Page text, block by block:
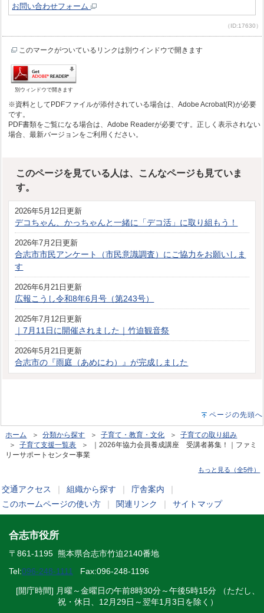
お問い合わせフォーム
（ID:17630）
このマークがついているリンクは別ウインドウで開きます
別ウィンドウで開きます
※資料としてPDFファイルが添付されている場合は、Adobe Acrobat(R)が必要
です。
PDF書類をご覧になる場合は、Adobe Readerが必要です。正しく表示されない
場合、最新バージョンをご利用ください。
このページを見ている人は、こんなページも見ていま
す。
2026年5月12日更新
デコちゃん、かっちゃんと一緒に「デコ活」に取り組もう！
2026年7月2日更新
合志市市民アンケート（市民意識調査）にご協力をお願いしま
す
2026年6月21日更新
広報こうし令和8年6月号（第243号）
2025年7月12日更新
｜7月11日に開催されました｜竹迫観音祭
2026年5月21日更新
合志市の『雨庭（あめにわ）』が完成しました
ページの先頭へ
ホーム ＞分類から探す ＞子育て・教育・文化 ＞子育ての取り組み
＞子育て支援一覧表 ＞ ｜2026年協力会員養成講座 受講者募集！｜ファミ
リーサポートセンター事業
もっと見る（全5件）
交通アクセス 組織から探す 庁舎案内
このホームページの使い方
関連リンク サイトマップ
合志市役所
〒861-1195 熊本県合志市竹迫2140番地
Tel:096-248-1111 Fax:096-248-1196
[開庁時間] 月曜～金曜日の午前8時30分～午後5時15分 （ただし、
祝・休日、12月29日～翌年1月3日を除く）